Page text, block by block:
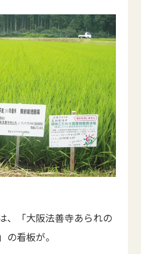
「大阪法善寺あられの
の看板が。